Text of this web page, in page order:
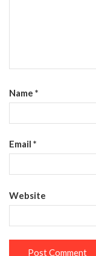
Name *
Email *
Website